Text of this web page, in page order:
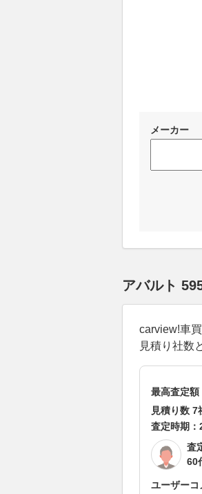
メーカー
アバルト
carview!車
見積り社数
最高査定額
見積り数 7
査定時期：
査
60
ユーザーコ